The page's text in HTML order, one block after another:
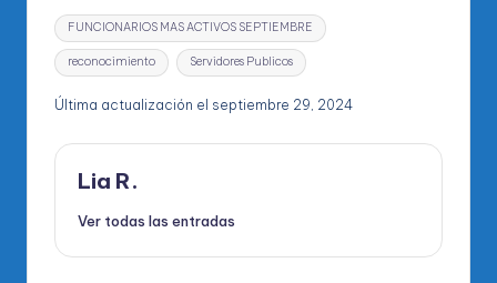
Etiquetas:
FUNCIONARIOS MAS ACTIVOS SEPTIEMBRE
reconocimiento Servidores Publicos
Última actualización el septiembre 29, 2024
Lia R.
Ver todas las entradas